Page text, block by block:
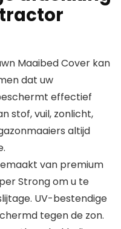
Maaibed Cover kan
dat uw
effectief
stof, vuil, zonlicht,
altijd
van premium
Strong om u te
UV-bestendige
tegen de zon.